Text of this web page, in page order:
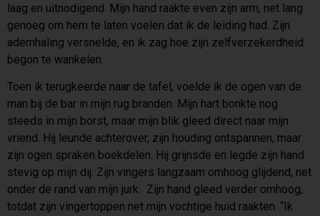
laag en uitnodigend. Mijn hand raakte even zijn arm, net lang
genoeg om hem te laten voelen dat ik de leiding had. Zijn
ademhaling versnelde, en ik zag hoe zijn zelfverzekerdheid
begon te wankelen.
Toen ik terugkeerde naar de tafel, voelde ik de ogen van de
man bij de bar in mijn rug branden. Mijn hart bonkte nog
steeds in mijn borst, maar mijn blik gleed direct naar mijn
vriend. Hij leunde achterover, zijn houding ontspannen, maar
zijn ogen spraken boekdelen. Hij grijnsde en legde zijn hand
stevig op mijn dij. Zijn vingers langzaam omhoog glijdend, net
onder de rand van mijn jurk. Zijn hand gleed verder omhoog,
totdat zijn vingertoppen net mijn vochtige huid raakten. “Ik